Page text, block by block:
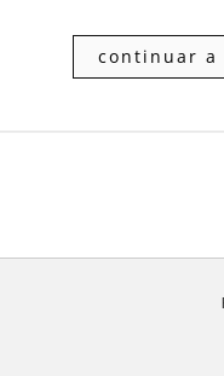
continuar a